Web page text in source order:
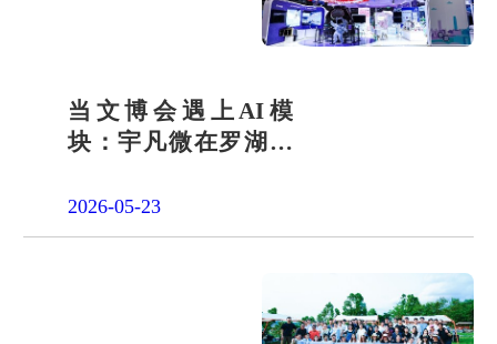
当文博会遇上AI模
块：宇凡微在罗湖展
答卷
2026-05-23